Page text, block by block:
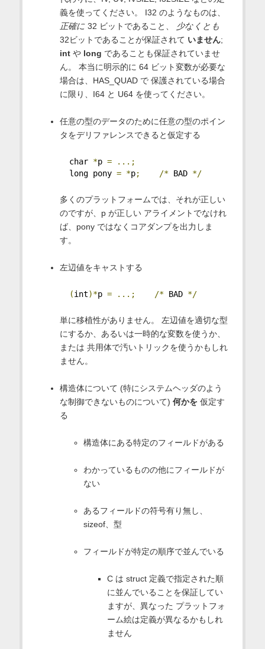
義を使ってください。 I32 のようなものは、
正確に32 ビットであること、
少なくとも
32ビットであることが保証されて いません;
intや long であることも保証されていませ
ん。 本当に明示的に 64 ビット変数が必要な
場合は、HAS_QUAD で 保護されている場合
に限り、I64 と U64 を使ってください。
任意の型のデータのために任意の型のポイン
タをデリファレンスできると仮定する
char *p =
...;
long pony = *p; /* BAD */
多くのプラットフォームでは、それが正しい
のですが、p が正しい アライメントでなけれ
ば、pony ではなくコアダンプを出力しま
す。
左辺値をキャストする
(int)*p = ...; /* BAD */
単に移植性がありません。 左辺値を適切な型
にするか、あるいは一時的な変数を使うか、
または 共用体で汚いトリックを使うかもしれ
ません。
構造体について (特にシステムヘッダのよう
な制御できないものについて) 何かを仮定す
る
構造体にある特定のフィールドがある
わかっているものの他にフィールドが
ない
あるフィールドの符号有り無し、
sizeof、型
フィールドが特定の順序で並んでいる
C は struct 定義で指定された順
に並んでいることを保証してい
ますが、異なった プラットフォ
ーム絵は定義が異なるかもしれ
ません